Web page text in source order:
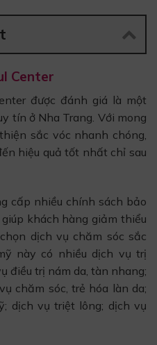
Center
được đánh giá là một
tín ở Nha Trang. Với mong
sắc vóc nhanh chóng,
hiệu quả tốt nhất chỉ sau
cấp nhiều chính sách bảo
khách hàng giảm thiểu
dịch vụ chăm sóc sắc
này có nhiều dịch vụ trị
điều trị nám da, tàn nhang;
chăm sóc, trẻ hóa làn da;
dịch vụ triệt lông; dịch vụ